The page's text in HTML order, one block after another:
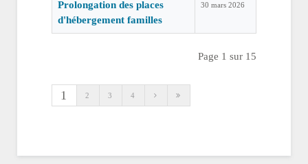
Prolongation des places
d'hébergement familles
30 mars 2026
Page 1 sur 15
1 2 3 4